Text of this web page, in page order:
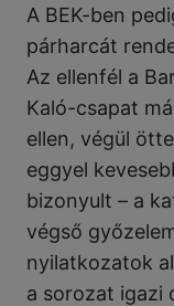
A BEK-ben
párharcát
Az ellenfél a
Kaló-csapat
ellen, végül
eggyel
bizonyult – a
végső
nyilatkozatok
a sorozat igazi